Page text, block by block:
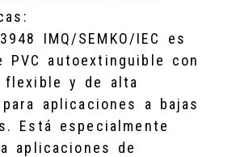
IMQ/SEMKO/IEC es
PVC autoextinguible con
flexible y de alta
aplicaciones a bajas
Está especialmente
aplicaciones de